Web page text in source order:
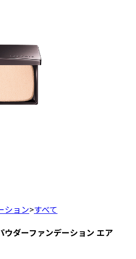
ション>すべて
ウダーファンデーション エア